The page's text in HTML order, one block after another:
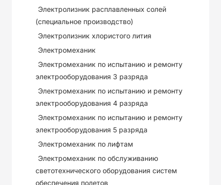
Электролизник расплавленных солей
(специальное производство)
Электролизник хлористого лития
Электромеханик
Электромеханик по испытанию и ремонту
электрооборудования 3 разряда
Электромеханик по испытанию и ремонту
электрооборудования 4 разряда
Электромеханик по испытанию и ремонту
электрооборудования 5 разряда
Электромеханик по лифтам
Электромеханик по обслуживанию
светотехнического оборудования систем
обеспечения полетов